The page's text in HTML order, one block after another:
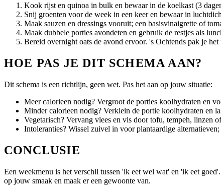
Kook rijst en quinoa in bulk en bewaar in de koelkast (3
Snij groenten voor de week in een keer en bewaar in
Maak sauzen en dressings vooruit; een basisvinaigrette of
Maak dubbele porties avondeten en gebruik de restjes als
Bereid overnight oats de avond ervoor. 's Ochtends pak je
HOE PAS JE DIT SCHEMA AAN?
Dit schema is een richtlijn, geen wet. Pas het aan op jouw situatie:
Meer calorieen nodig? Vergroot de porties koolhydraten en
Minder calorieen nodig? Verklein de portie koolhydraten en
Vegetarisch? Vervang vlees en vis door tofu, tempeh, linzen
Intoleranties? Wissel zuivel in voor plantaardige
CONCLUSIE
Een weekmenu is het verschil tussen 'ik eet wel wat' en 'ik eet
op jouw smaak en maak er een gewoonte van.